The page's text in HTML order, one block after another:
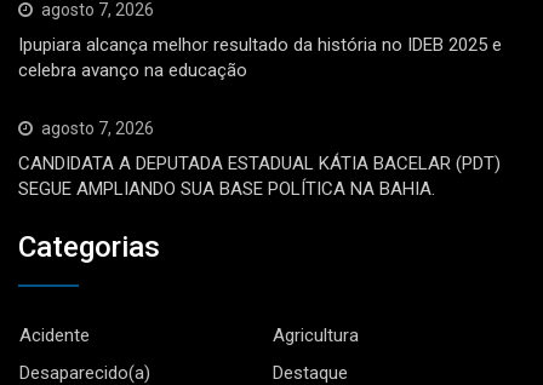
agosto 7, 2026
Ipupiara alcança melhor resultado da história no IDEB 2025 e
celebra avanço na educação
agosto 7, 2026
CANDIDATA A DEPUTADA ESTADUAL KÁTIA BACELAR (PDT)
SEGUE AMPLIANDO SUA BASE POLÍTICA NA BAHIA.
Categorias
Acidente
Agricultura
Desaparecido(a)
Destaque